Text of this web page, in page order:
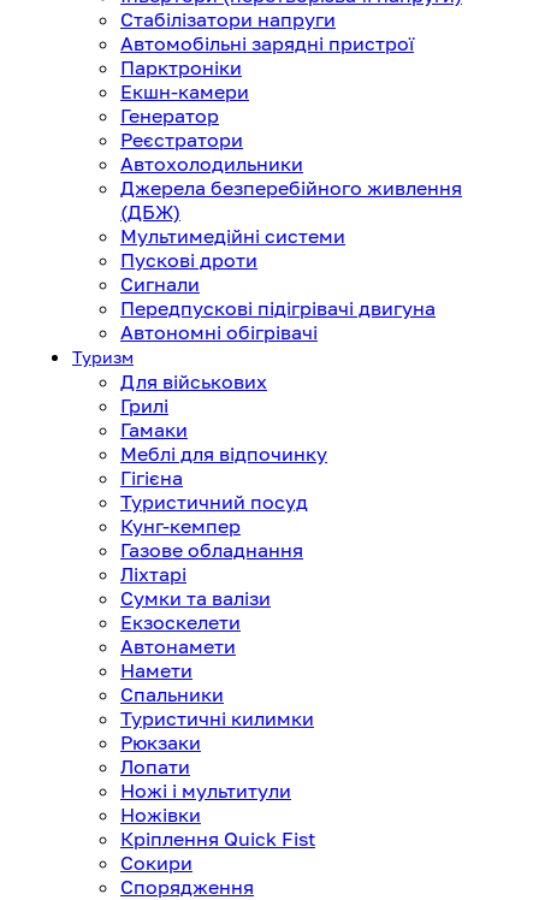
Стабілізатори напруги
Автомобільні зарядні пристрої
Парктроніки
Екшн-камери
Генератор
Реєстратори
Автохолодильники
Джерела безперебійного живлення
(ДБЖ)
Мультимедійні системи
Пускові дроти
Сигнали
Передпускові підігрівачі двигуна
Автономні обігрівачі
Туризм
Для військових
Грилі
Гамаки
Меблі для відпочинку
Гігієна
Туристичний посуд
Кунг-кемпер
Газове обладнання
Ліхтарі
Сумки та валізи
Екзоскелети
Автонамети
Намети
Спальники
Туристичні килимки
Рюкзаки
Лопати
Ножі і мультитули
Ножівки
Кріплення Quick Fist
Сокири
Спорядження